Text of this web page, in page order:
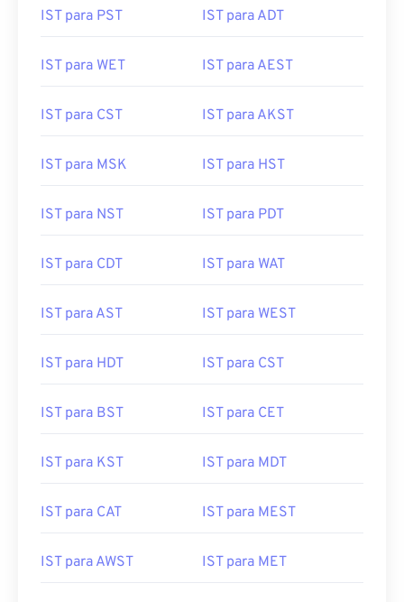
IST para PST IST para ADT
IST para WET IST para AEST
IST para CST IST para AKST
IST para MSK IST para HST
IST para NST IST para PDT
IST para CDT IST para WAT
IST para AST IST para WEST
IST para HDT IST para CST
IST para BST IST para CET
IST para KST IST para MDT
IST para CAT IST para MEST
IST para AWST IST para MET